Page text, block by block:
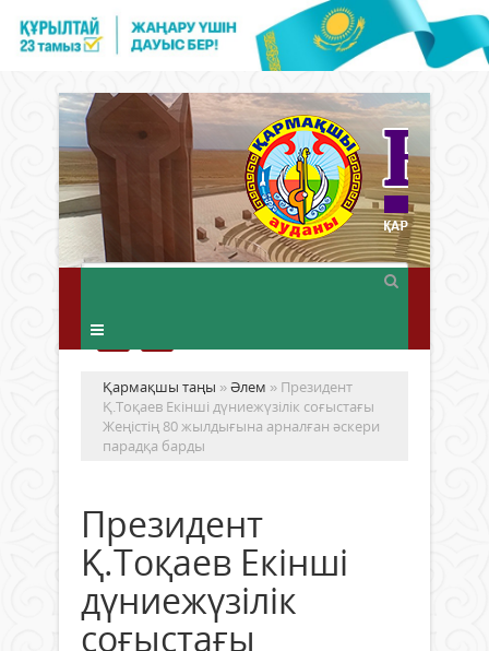
Қармақшы таңы »Әлем » Президент
Қ.Тоқаев Екінші дүниежүзілік соғыстағы
Жеңістің 80 жылдығына арналған әскери
парадқа барды
Президент
Қ.Тоқаев Екінші
дүниежүзілік
соғыстағы